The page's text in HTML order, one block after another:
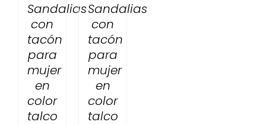
Sandalias
con
tacón
para
mujer
en
color
talco
Sandalias
con
tacón
para
mujer
en
color
talco